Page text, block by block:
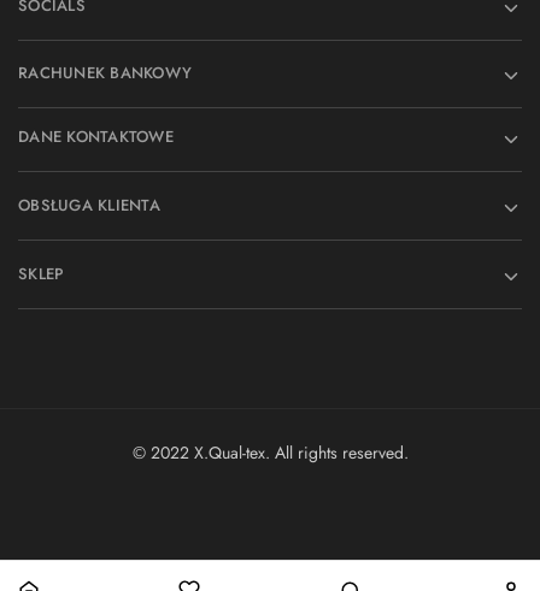
SOCIALS
RACHUNEK BANKOWY
DANE KONTAKTOWE
OBSŁUGA KLIENTA
SKLEP
© 2022 X.Qual-tex. All rights reserved.